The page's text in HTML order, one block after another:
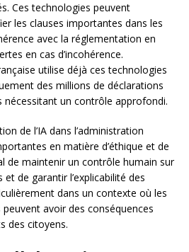
Ces technologies peuvent
les clauses importantes dans les
avec la réglementation en
en cas d’incohérence.
utilise déjà ces technologies
des millions de déclarations
un contrôle approfondi.
de l’IA dans l’administration
en matière d’éthique et de
de maintenir un contrôle humain sur
de garantir l’explicabilité des
dans un contexte où les
avoir des conséquences
des citoyens.